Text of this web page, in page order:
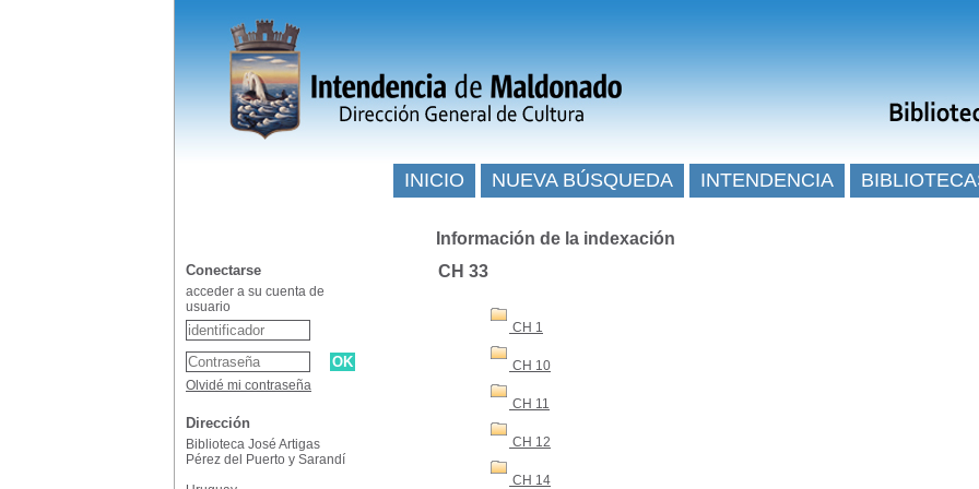
Información de la indexación
CH 33
CH 1
CH 10
CH 11
CH 12
CH 14
INICIO NUEVA BÚSQUEDA INTENDENCIA
Conectarse
acceder a su cuenta de
usuario
Olvidé mi contraseña
Dirección
Biblioteca José Artigas
Pérez del Puerto y Sarandí